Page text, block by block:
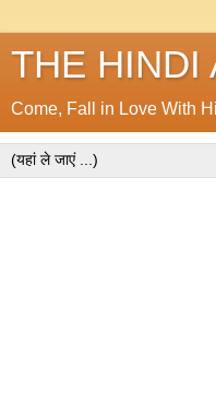
THE HINDI
Come, Fall in Love With